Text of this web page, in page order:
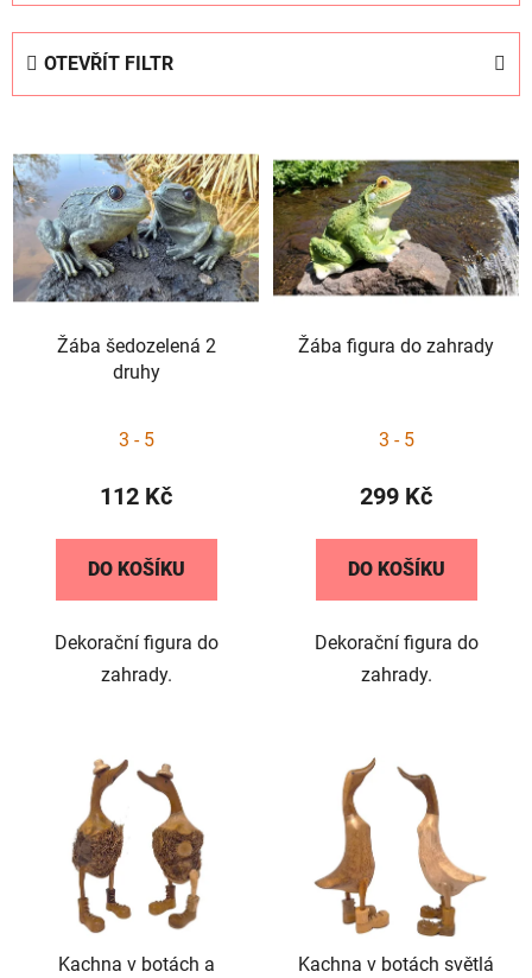
r
o
d
k
OTEVŘÍT FILTR
ý
p
i
p
Žába šedozelená 2
druhy
3 - 5
112 Kč
DO KOŠÍKU
Dekorační figura do
zahrady.
Žába figura do zahrady
hodnocení
produktu
z
hvězdiček.
3 - 5
299 Kč
DO KOŠÍKU
Dekorační figura do
zahrady.
Kachna v botách a
Kachna v botách světlá